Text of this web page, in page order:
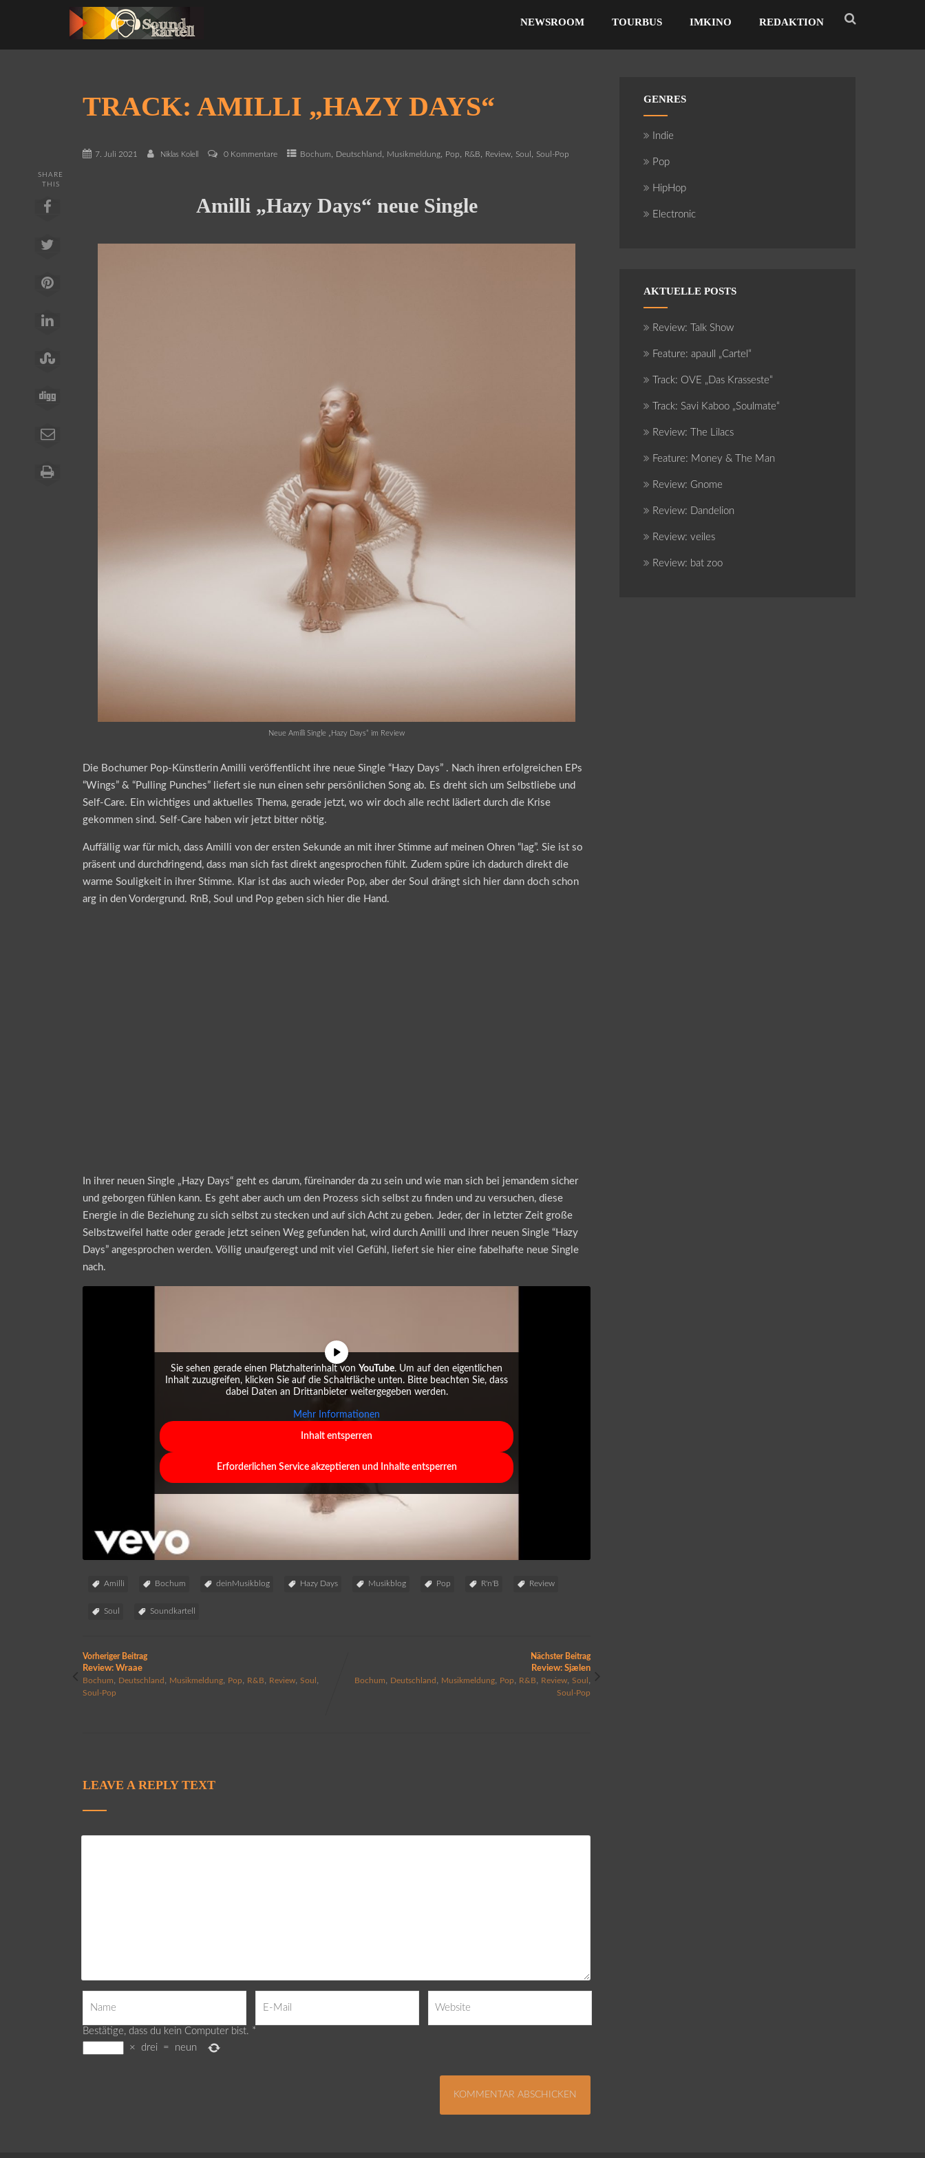
NEWSROOM TOURBUS IMKINO REDAKTION
TRACK: AMILLI „HAZY DAYS“
7. Juli 2021 Niklas Kolell 0 Kommentare Bochum, Deutschland , Musikmeldung, Pop, R&B, Review, Soul , Soul-Pop
SHARE
THIS
Amilli „Hazy Days“ neue Single
Neue Amilli Single „Hazy Days“ im Review
Die Bochumer Pop-Künstlerin Amilli veröffentlicht ihre neue Single “Hazy Days” . Nach ihren erfolgreichen EPs
“Wings” & “Pulling Punches” liefert sie nun einen sehr persönlichen Song ab. Es dreht sich um Selbstliebe und
Self-Care. Ein wichtiges und aktuelles Thema, gerade jetzt, wo wir doch alle recht lädiert durch die Krise
gekommen sind. Self-Care haben wir jetzt bitter nötig.
Auffällig war für mich, dass Amilli von der ersten Sekunde an mit ihrer Stimme auf meinen Ohren “lag”. Sie ist so
präsent und durchdringend, dass man sich fast direkt angesprochen fühlt. Zudem spüre ich dadurch direkt die
warme Souligkeit in ihrer Stimme. Klar ist das auch wieder Pop, aber der Soul drängt sich hier dann doch schon
arg in den Vordergrund. RnB, Soul und Pop geben sich hier die Hand.
In ihrer neuen Single „Hazy Days“ geht es darum, füreinander da zu sein und wie man sich bei jemandem sicher
und geborgen fühlen kann. Es geht aber auch um den Prozess sich selbst zu finden und zu versuchen, diese
Energie in die Beziehung zu sich selbst zu stecken und auf sich Acht zu geben. Jeder, der in letzter Zeit große
Selbstzweifel hatte oder gerade jetzt seinen Weg gefunden hat, wird durch Amilli und ihrer neuen Single “Hazy
Days” angesprochen werden. Völlig unaufgeregt und mit viel Gefühl, liefert sie hier eine fabelhafte neue Single
nach.
Sie sehen gerade einen Platzhalterinhalt vonYouTube. Um auf den eigentlichen
Inhalt zuzugreifen, klicken Sie auf die Schaltfläche unten. Bitte beachten Sie, dass
dabei Daten an Drittanbieter weitergegeben werden.
Mehr Informationen
Inhalt entsperren
Erforderlichen Service akzeptieren und Inhalte entsperren
Amilli Bochum deinMusikblog Hazy Days Musikblog Pop R'n'B Review
Soul Soundkartell
Vorheriger Beitrag
Review: Wraae
Bochum Deutschland Musikmeldung Pop R&B Review ,Soul
Soul-Pop
Nächster Beitrag
Review: Sjælen
Bochum Deutschland Musikmeldung Pop R&B Review ,Soul
Soul-Pop
LEAVE A REPLY TEXT
Bestätige, dass du kein Computer bist. *
×
drei = neun
GENRES
Indie
Pop
HipHop
Electronic
AKTUELLE POSTS
Review: Talk Show
Feature: apaull „Cartel“
Track: OVE „Das Krasseste“
Track: Savi Kaboo „Soulmate“
Review: The Lilacs
Feature: Money & The Man
Review: Gnome
Review: Dandelion
Review: veiles
Review: bat zoo